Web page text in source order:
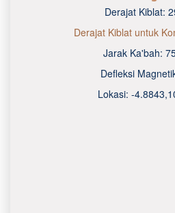
Derajat Kiblat:
Derajat Kiblat untuk
Jarak Ka'bah:
Defleksi
Lokasi: -4.8843,